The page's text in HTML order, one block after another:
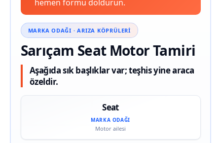
hemen formu doldurun.
MARKA ODAĞI · ARIZA KÖPRÜLERI
Sarıçam Seat Motor Tamiri
Aşağıda sık başlıklar var; teşhis yine araca
özeldir.
Seat
MARKA ODAĞI
Motor ailesi